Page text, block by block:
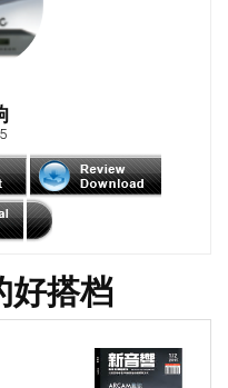
好搭档